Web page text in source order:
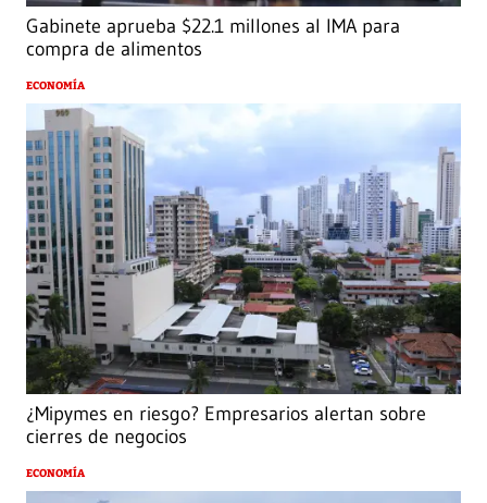
Gabinete aprueba $22.1 millones al IMA para
compra de alimentos
ECONOMÍA
¿Mipymes en riesgo? Empresarios alertan sobre
cierres de negocios
ECONOMÍA